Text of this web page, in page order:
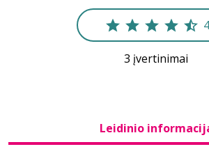
3 įvertinimai
Leidinio